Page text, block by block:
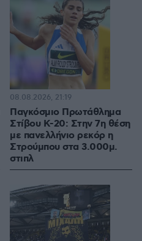
Παγκόσμιο Πρωτάθλημα
Στίβου Κ-20: Στην 7η θέση
με πανελλήνιο ρεκόρ η
Στρούμπου στα 3.000μ.
στιπλ
08.08.2026, 21:19